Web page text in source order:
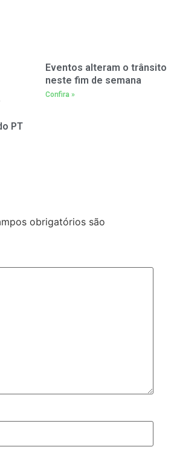
PT
Eventos alteram o trânsito
neste fim de semana
Confira »
obrigatórios são